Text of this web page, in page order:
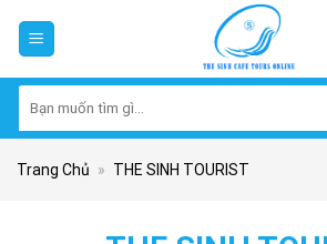
kiếm:
Trang Chủ » THE SINH TOURIST